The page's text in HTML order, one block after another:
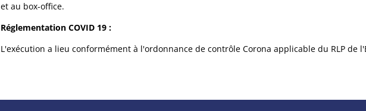
et au box-office.
Réglementation COVID 19 :
L'exécution a lieu conformément à l'ordonnance de contrôle Corona applicable du RLP de